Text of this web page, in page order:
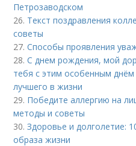
Петрозаводском
26. Текст поздравления
советы
27.Способы проявления
28.С днем рождения, мой
тебя с этим особенным
лучшего в жизни
29. Победите аллергию на
методы и советы
30.Здоровье и долголетие:
образа жизни